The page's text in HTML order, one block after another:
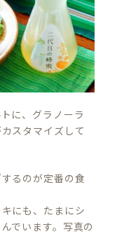
に、グラノーラ
スタマイズして
るのが定番の食
にも、たまにシ
でいます。写真の